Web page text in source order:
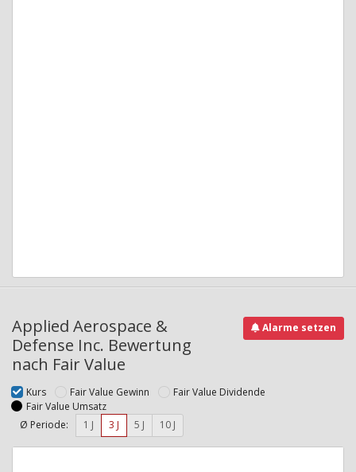
Applied Aerospace &
Defense Inc. Bewertung
nach Fair Value
Alarme setzen
Kurs Fair Value Gewinn
Fair Value Dividende
Fair Value Umsatz
Ø Periode:
1 J 3 J 5 J 10 J